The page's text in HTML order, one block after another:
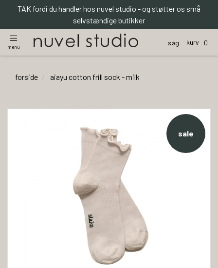
TAK fordi du handler hos nuvel studio - og støtter os små
selvstændige butikker
menu
søg kurv 0
forside aiayu cotton frill sock - milk
sale